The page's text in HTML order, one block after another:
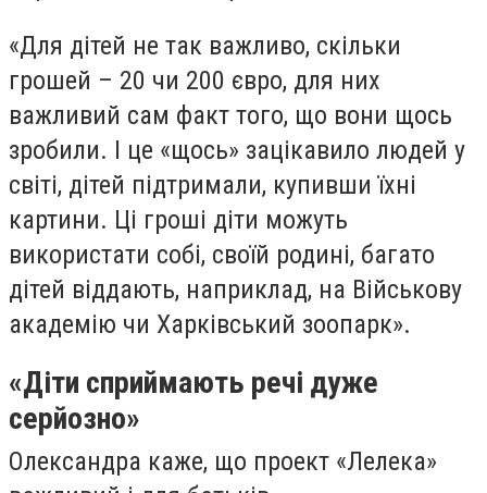
«Для дітей не так важливо, скільки
грошей – 20 чи 200 євро, для них
важливий сам факт того, що вони щось
зробили. І це «щось» зацікавило людей у ​​
світі, дітей підтримали, купивши їхні
картини. Ці гроші діти можуть
використати собі, своїй родині, багато
дітей віддають, наприклад, на Військову
академію чи Харківський зоопарк».
«Діти сприймають речі дуже
серйозно»
Олександра каже, що проект «Лелека»